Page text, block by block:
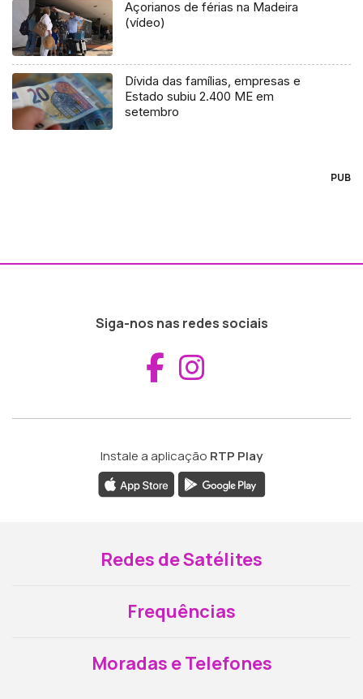
Açorianos de férias na Madeira
(vídeo)
Dívida das famílias, empresas e
Estado subiu 2.400 ME em
setembro
PUB
Siga-nos nas redes sociais
Aceder ao
Instale a aplicação RTP Play
Redes de Satélites
Frequências
Moradas e Telefones